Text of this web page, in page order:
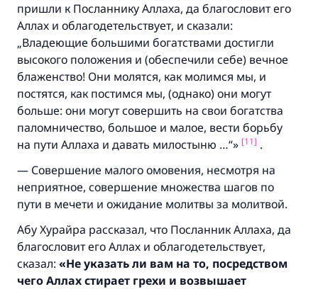
пришли к Посланнику Аллаха, да благословит его
Аллах и облагодетельствует, и сказали:
„Владеющие большими богатствами достигли
высокого положения и (обеспечили себе) вечное
блаженство! Они молятся, как молимся мы, и
постятся, как постимся мы, (однако) они могут
больше: они могут совершить на свои богатства
паломничество, большое и малое, вести борьбу
на пути Аллаха и давать милостыню …“» [11] .
— Совершение малого омовения, несмотря на
неприятное, совершение множества шагов по
пути в мечети и ожидание молитвы за молитвой.
Абу Хурайра рассказал, что Посланник Аллаха, да
благословит его Аллах и облагодетельствует,
сказал: «Не указать ли вам на то, посредством
чего Аллах стирает грехи и возвышает